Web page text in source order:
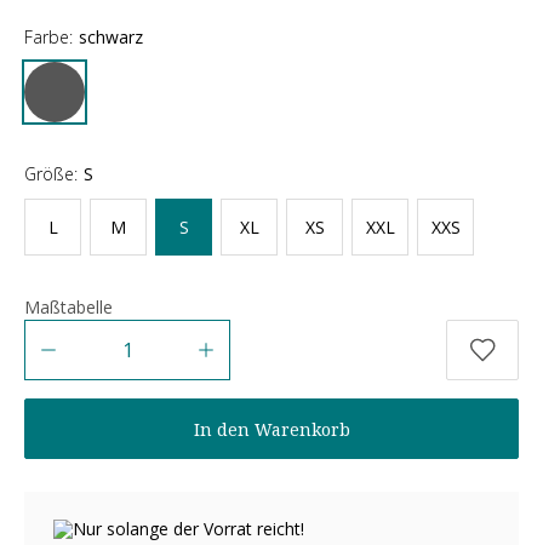
Farbe: schwarz
Größe: S
L M S XL XS XXL XXS
Maßtabelle
In den Warenkorb
Nur solange der Vorrat reicht!